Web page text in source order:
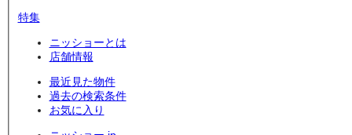
特集
ニッショーとは
店舗情報
最近見た物件
過去の検索条件
お気に入り